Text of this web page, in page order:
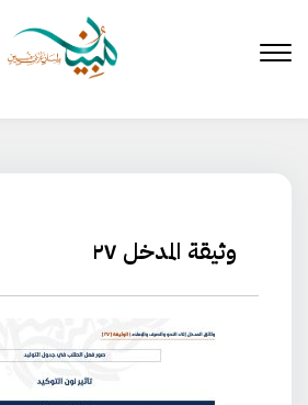
المحتوى
وثيقة المدخل ٢٧